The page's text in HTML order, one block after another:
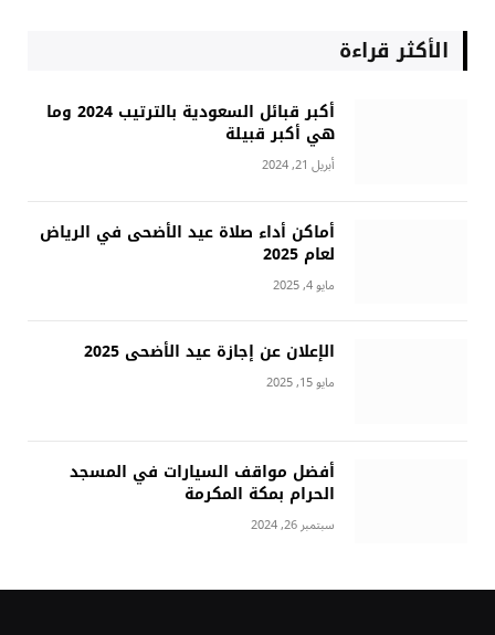
الأكثر قراءة
أكبر قبائل السعودية بالترتيب 2024 وما
هي أكبر قبيلة
أبريل 21, 2024
أماكن أداء صلاة عيد الأضحى في الرياض
لعام 2025
مايو 4, 2025
الإعلان عن إجازة عيد الأضحى 2025
مايو 15, 2025
أفضل مواقف السيارات في المسجد
الحرام بمكة المكرمة
سبتمبر 26, 2024